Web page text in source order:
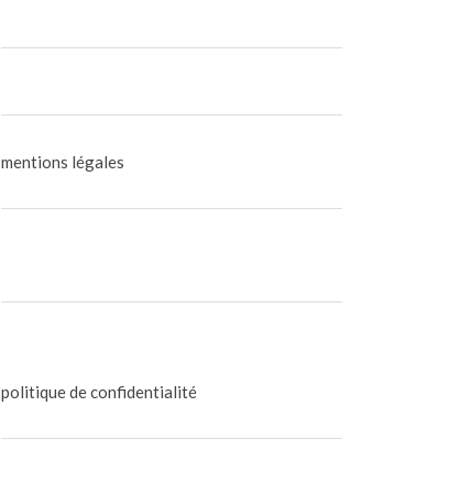
mentions légales
politique de confidentialité